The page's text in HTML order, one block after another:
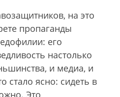
на это
пропаганды
его
настолько
и медиа, и
стало ясно: сидеть в
Это